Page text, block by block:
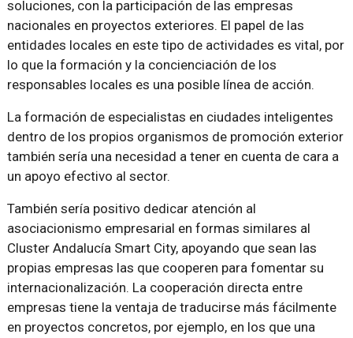
soluciones, con la participación de las empresas
nacionales en proyectos exteriores. El papel de las
entidades locales en este tipo de actividades es vital, por
lo que la formación y la concienciación de los
responsables locales es una posible línea de acción.
La formación de especialistas en ciudades inteligentes
dentro de los propios organismos de promoción exterior
también sería una necesidad a tener en cuenta de cara a
un apoyo efectivo al sector.
También sería positivo dedicar atención al
asociacionismo empresarial en formas similares al
Cluster Andalucía Smart City, apoyando que sean las
propias empresas las que cooperen para fomentar su
internacionalización. La cooperación directa entre
empresas tiene la ventaja de traducirse más fácilmente
en proyectos concretos, por ejemplo, en los que una